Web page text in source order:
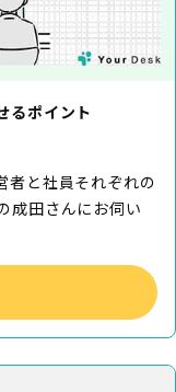
るポイント
者と社員それぞれの
成田さんにお伺い